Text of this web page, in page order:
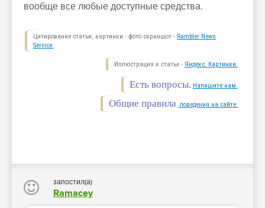
вообще все любые доступные средства.
Цитирование статьи, картинки - фото скриншот - Rambler News
Service.
Иллюстрация к статье - Яндекс. Картинки.
Есть вопросы. Напишите нам.
Общие правила поведения на сайте.
запостил(а)
Ramacey